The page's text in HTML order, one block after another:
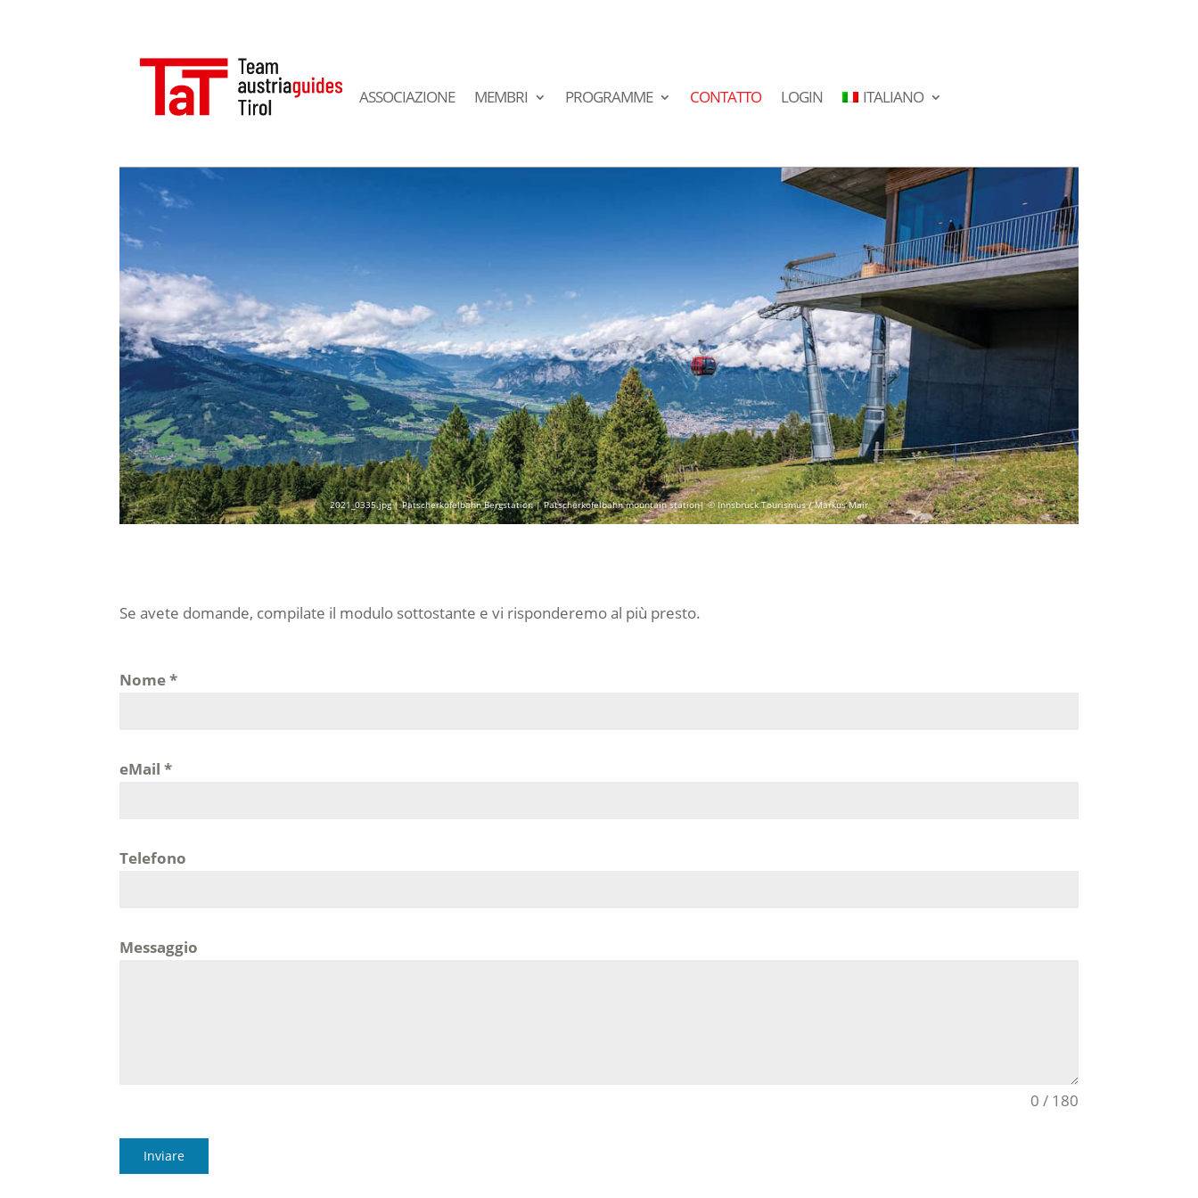
ASSOCIAZIONE MEMBRI PROGRAMME CONTATTO LOGIN ITALIANO
2021_0335.jpg | Patscherkofelbahn Bergstation | Patscherkofelbahn mountain station| © Innsbruck Tourismus / Markus Mair
Se avete domande, compilate il modulo sottostante e vi risponderemo al più presto.
Nome*
eMail*
Telefono
Messaggio
0 / 180
Inviare